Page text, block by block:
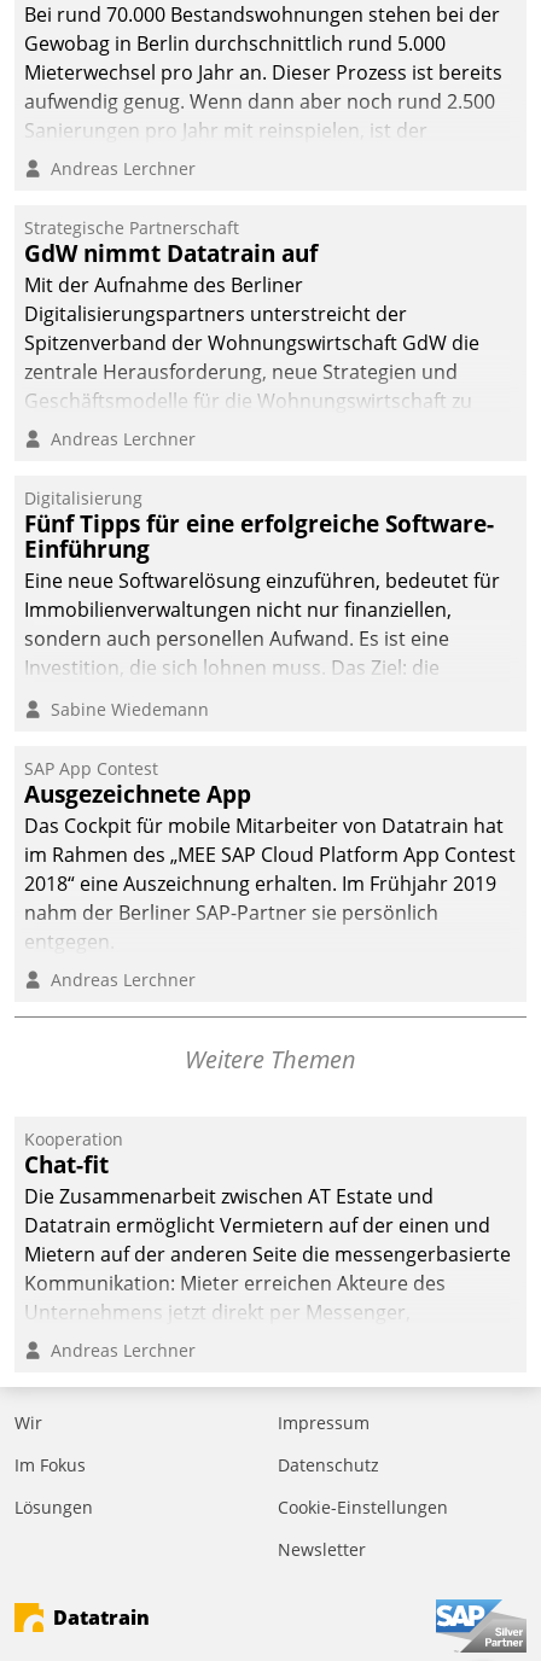
Bei rund 70.000 Bestandswohnungen stehen bei der
Gewobag in Berlin durchschnittlich rund 5.000
Mieterwechsel pro Jahr an. Dieser Prozess ist bereits
aufwendig genug. Wenn dann aber noch rund 2.500
Sanierungen pro Jahr mit reinspielen, ist der
Betreuungs- und Organisationsaufwand immens. Im
kommunale Wohnungsbauunternehmen daher
gemeinsam mit der Berliner Datatrain GmbH den
Teilprozess der Objektsanierung digitalisiert.
Andreas Lerchner
Strategische Partnerschaft
GdW nimmt Datatrain auf
Mit der Aufnahme des Berliner
Digitalisierungspartners unterstreicht der
Spitzenverband der Wohnungswirtschaft GdW die
zentrale Herausforderung, neue Strategien und
Geschäftsmodelle für die Wohnungswirtschaft zu
entwickeln.
Andreas Lerchner
Digitalisierung
Fünf Tipps für eine erfolgreiche Software-
Einführung
Eine neue Softwarelösung einzuführen, bedeutet für
Immobilienverwaltungen nicht nur finanziellen,
sondern auch personellen Aufwand. Es ist eine
Investition, die sich lohnen muss. Das Ziel: die
nachhaltige Optimierung der Geschäftsabläufe. Damit
dieses Ziel erreicht wird, sollten einige Grundregeln
Sabine Wiedemann
SAP App Contest
Ausgezeichnete App
Das Cockpit für mobile Mitarbeiter von Datatrain hat
im Rahmen des „MEE SAP Cloud Platform App Contest
2018“ eine Auszeichnung erhalten. Im Frühjahr 2019
nahm der Berliner SAP-Partner sie persönlich
entgegen.
Andreas Lerchner
Weitere Themen
Kooperation
Chat-fit
Die Zusammenarbeit zwischen AT Estate und
Datatrain ermöglicht Vermietern auf der einen und
Mietern auf der anderen Seite die messengerbasierte
Kommunikation: Mieter erreichen Akteure des
Unternehmens jetzt direkt per Messenger,
Mitarbeiter oder Dienstleister empfangen oder
Andreas Lerchner
Wir
Im Fokus
Lösungen
Impressum
Datenschutz
Cookie-Einstellungen
Newsletter
Datatrain